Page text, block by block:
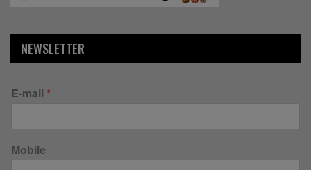
NEWSLETTER
E-mail *
Mobile